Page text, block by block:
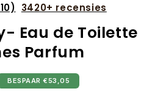
3420+ recensies
Eau de Toilette
Parfum
BESPAAR €53,05